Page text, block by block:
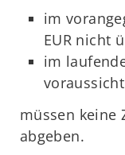
im
EUR nicht
im
müssen keine
abgeben.